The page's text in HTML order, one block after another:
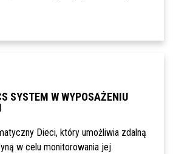
SYSTEM W WYPOSAŻENIU
Dieci, który umożliwia zdalną
w celu monitorowania jej